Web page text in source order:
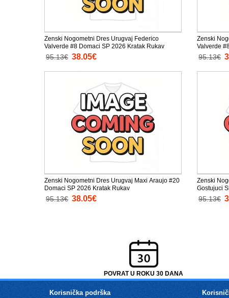
Zenski Nogometni Dres Urugvaj Federico
Valverde #8 Domaci SP 2026 Kratak Rukav
95.13€ 38.05€
Zenski
Valverde
95.13€
Zenski Nogometni Dres Urugvaj Maxi Araujo #20
Domaci SP 2026 Kratak Rukav
95.13€ 38.05€
Zenski
Gostujuci
95.13€
POVRAT U ROKU 30 DANA
Korisnička podrška